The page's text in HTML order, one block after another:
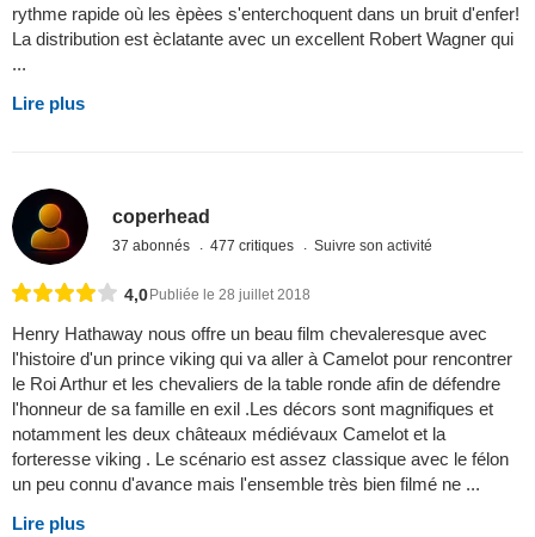
rythme rapide où les èpèes s'enterchoquent dans un bruit d'enfer!
La distribution est èclatante avec un excellent Robert Wagner qui
...
Lire plus
coperhead
37 abonnés 477 critiques Suivre son activité
4,0 Publiée le 28 juillet 2018
Henry Hathaway nous offre un beau film chevaleresque avec
l'histoire d'un prince viking qui va aller à Camelot pour rencontrer
le Roi Arthur et les chevaliers de la table ronde afin de défendre
l'honneur de sa famille en exil .Les décors sont magnifiques et
notamment les deux châteaux médiévaux Camelot et la
forteresse viking . Le scénario est assez classique avec le félon
un peu connu d'avance mais l'ensemble très bien filmé ne ...
Lire plus